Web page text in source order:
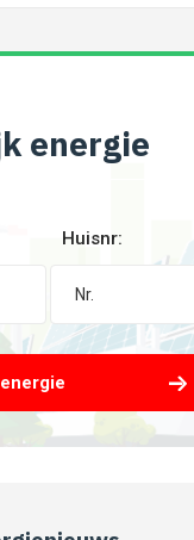
energie
Huisnr: